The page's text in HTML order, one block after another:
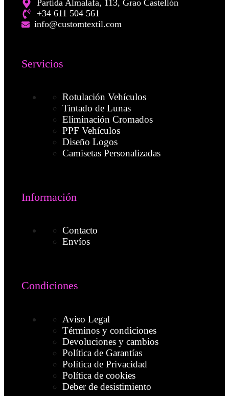
Partida Almalafa, 113, Grao Castellón
+34 611 504 561
info@customtextil.com
Servicios
Rotulación Vehículos
Tintado de Lunas
Eliminación Cromados
PPF Vehículos
Diseño Logos
Camisetas Personalizadas
Información
Contacto
Envíos
Condiciones
Aviso Legal
Términos y condiciones
Devoluciones y cambios
Política de Garantías
Política de Privacidad
Política de cookies
Deber de desistimiento